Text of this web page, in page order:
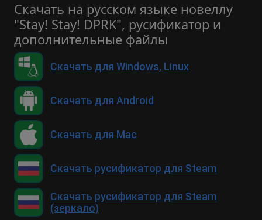
Скачать на русском языке новеллу
"Stay! Stay! DPRK", русификатор и
дополнительные файлы
Скачать для Windows, Linux
Скачать для Android
Скачать для Mac
Скачать русификатор для Steam
Скачать русификатор для Steam
(зеркало)